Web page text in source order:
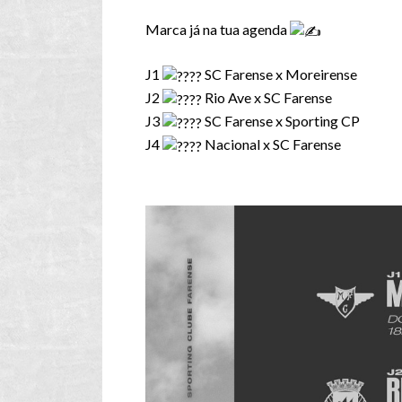
Marca já na tua agenda
J1
SC Farense x Moreirense
J2
Rio Ave x SC Farense
J3
SC Farense x Sporting CP
J4
Nacional x SC Farense